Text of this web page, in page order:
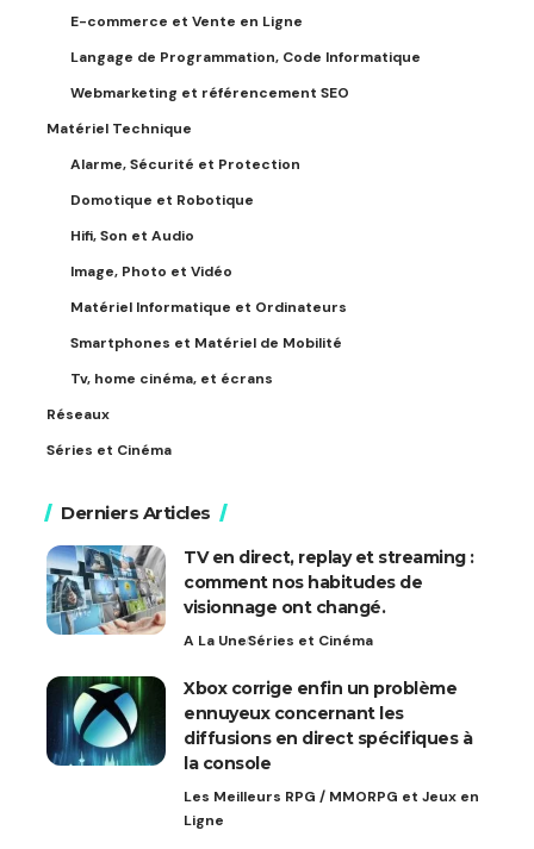
E-commerce et Vente en Ligne
Langage de Programmation, Code Informatique
Webmarketing et référencement SEO
Matériel Technique
Alarme, Sécurité et Protection
Domotique et Robotique
Hifi, Son et Audio
Image, Photo et Vidéo
Matériel Informatique et Ordinateurs
Smartphones et Matériel de Mobilité
Tv, home cinéma, et écrans
Réseaux
Séries et Cinéma
Derniers Articles
TV en direct, replay et streaming :
comment nos habitudes de
visionnage ont changé.
A La UneSéries et Cinéma
Xbox corrige enfin un problème
ennuyeux concernant les
diffusions en direct spécifiques à
la console
Les Meilleurs RPG / MMORPG et Jeux en
Ligne